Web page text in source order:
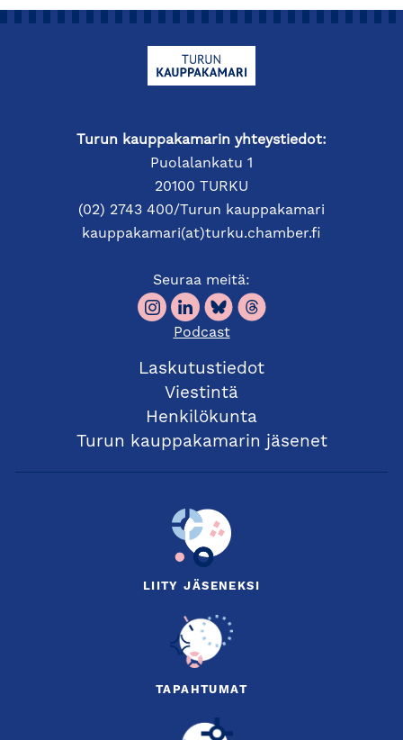
Turun kauppakamarin yhteystiedot:
Puolalankatu 1
20100 TURKU
(02) 2743 400/Turun kauppakamari
kauppakamari(at)turku.chamber.fi
Seuraa meitä:
Podcast
Laskutustiedot
Viestintä
Henkilökunta
Turun kauppakamarin jäsenet
LIITY JÄSENEKSI
TAPAHTUMAT